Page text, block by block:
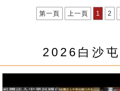
第一頁 上一頁 1 2
2026白沙